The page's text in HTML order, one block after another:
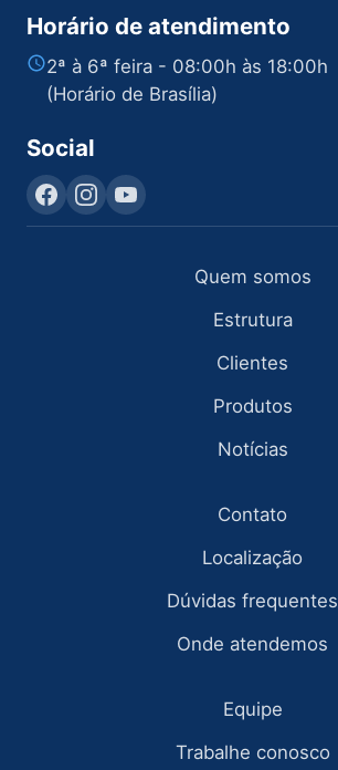
Horário de atendimento
2ª à 6ª feira - 08:00h às 18:00h
(Horário de Brasília)
Social
Quem somos
Estrutura
Clientes
Produtos
Notícias
Contato
Localização
Dúvidas frequentes
Onde atendemos
Equipe
Trabalhe conosco